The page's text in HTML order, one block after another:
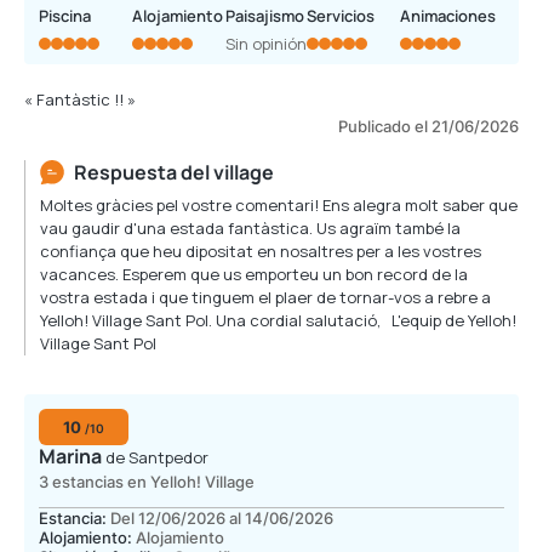
Piscina Alojamiento Paisajismo
Sin opinión
Servicios Animaciones
« Fantàstic !! »
Publicado el 21/06/2026
Respuesta del village
Moltes gràcies pel vostre comentari! Ens alegra molt saber que
vau gaudir d'una estada fantàstica. Us agraïm també la
confiança que heu dipositat en nosaltres per a les vostres
vacances. Esperem que us emporteu un bon record de la
vostra estada i que tinguem el plaer de tornar-vos a rebre a
Yelloh! Village Sant Pol. Una cordial salutació, L'equip de Yelloh!
Village Sant Pol
10 /10
Marina de Santpedor
3 estancias en Yelloh! Village
Estancia: Del 12/06/2026 al 14/06/2026
Alojamiento: Alojamiento